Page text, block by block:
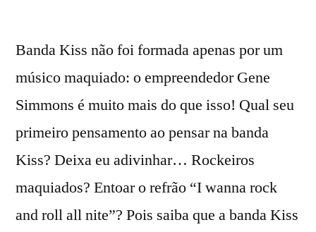
Banda Kiss não foi formada apenas por um
músico maquiado: o empreendedor Gene
Simmons é muito mais do que isso! Qual seu
primeiro pensamento ao pensar na banda
Kiss? Deixa eu adivinhar… Rockeiros
maquiados? Entoar o refrão “I wanna rock
and roll all nite”? Pois saiba que a banda Kiss